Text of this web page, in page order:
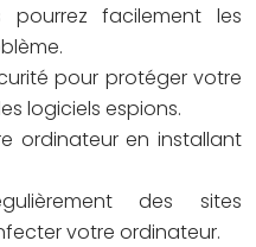
pourrez facilement les
pour protéger votre
logiciels espions.
ordinateur en installant
des sites
votre ordinateur.